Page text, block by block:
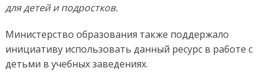
для детей и подростков.
Министерство образования также поддержало
инициативу использовать данный ресурс в работе с
детьми в учебных заведениях.